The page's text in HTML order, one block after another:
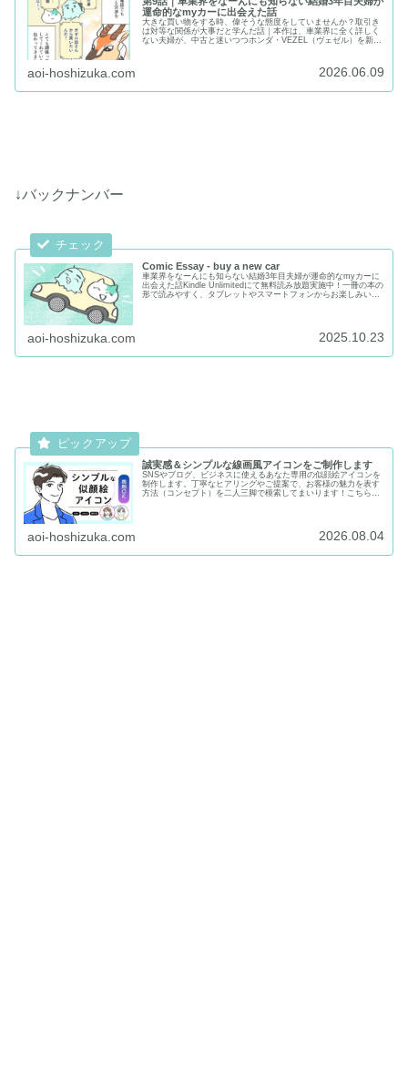
運命的なmyカーに出会えた話
大きな買い物をする時、偉そうな態度をしていませんか？取引き
は対等な関係が大事だと学んだ話｜本作は、車業界に全く詳しく
ない夫婦が、中古と迷いつつホンダ・VEZEL（ヴェゼル）を新車
aoi-hoshizuka.com 2026.06.09
↓バックナンバー
Comic Essay - buy a new car
車業界をなーんにも知らない結婚3年目夫婦が運命的なmyカーに
出会えた話Kindle Unlimitedにて無料読み放題実施中！一冊の本の
形で読みやすく、タブレットやスマートフォンからお楽しみいた
aoi-hoshizuka.com 2025.10.23
誠実感＆シンプルな線画風アイコンをご制作します
SNSやブログ、ビジネスに使えるあなた専用の似顔絵アイコンを
制作します。丁寧なヒアリングやご提案で、お客様の魅力を表す
方法（コンセプト）を二人三脚で模索してまいります！こちらの
aoi-hoshizuka.com 2026.08.04